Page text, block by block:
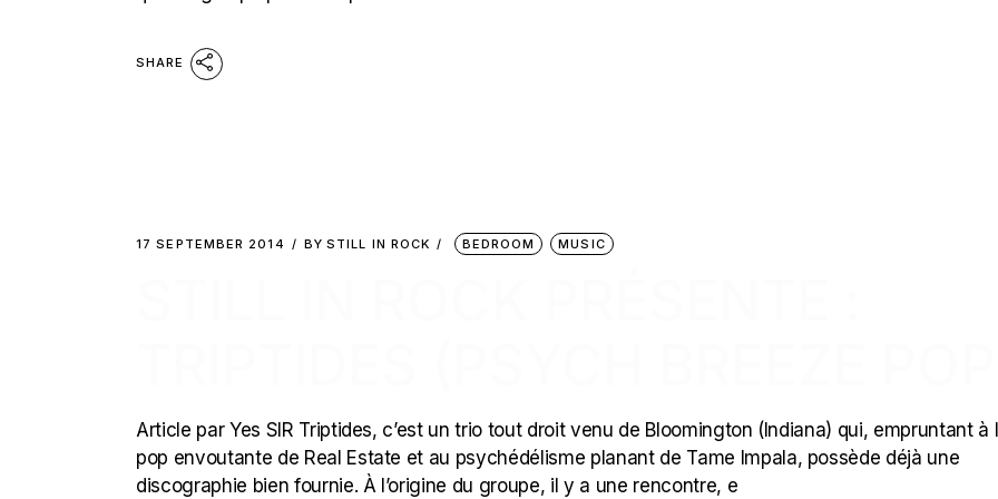
SHARE
17 SEPTEMBER 2014 BY STILL IN ROCK BEDROOM MUSIC
Article par Yes SIR Triptides, c’est un trio tout droit venu de Bloomington (Indiana) qui, empruntant à
pop envoutante de Real Estate et au psychédélisme planant de Tame Impala, possède déjà une
discographie bien fournie. À l’origine du groupe, il y a une rencontre, e